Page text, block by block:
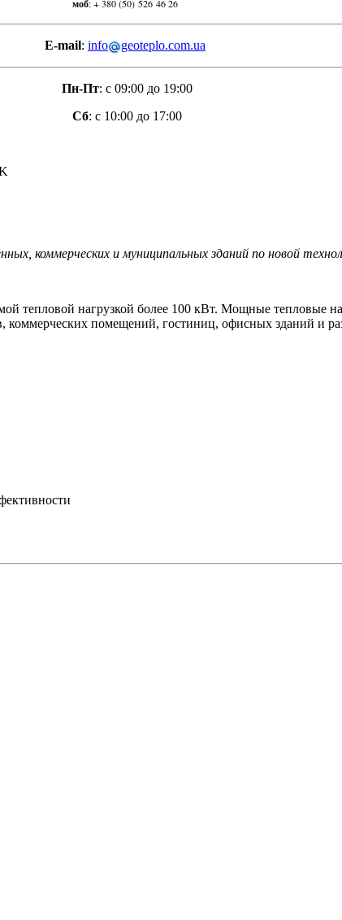
моб:+ 380 (50) 526 46 26
E-mail: info geoteplo.com.ua
Пн-Пт: с 09:00 до 19:00
Сб: с 10:00 до 17:00
коммерческих и муниципальных зданий по новой
тепловой нагрузкой более 100 кВт. Мощные тепловые
помещений, гостиниц, офисных зданий и